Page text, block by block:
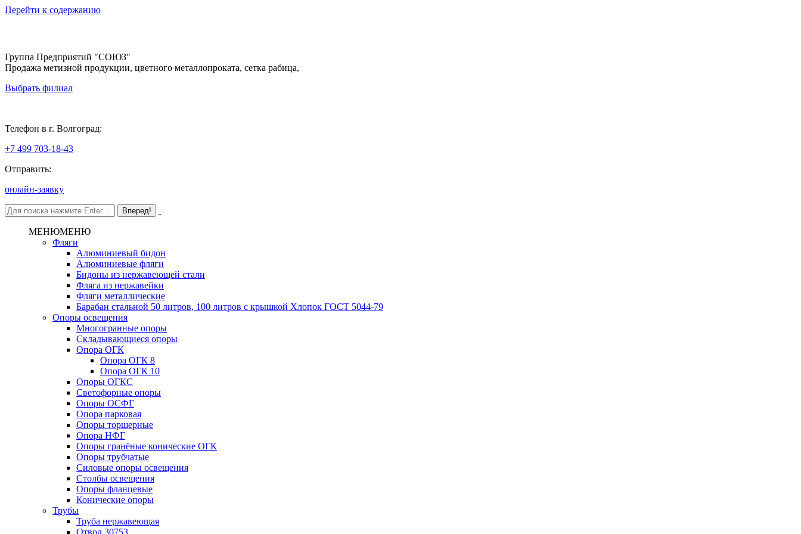
Перейти к содержанию
Группа Предприятий "СОЮЗ"
Продажа метизной продукции, цветного металлопроката, сетка рабица,
Выбрать филиал
Телефон в г. Волгоград:
+7 499 703-18-43
Отправить:
онлайн-заявку
МЕНЮМЕНЮ
Фляги
Алюминиевый бидон
Алюминиевые фляги
Бидоны из нержавеющей стали
Фляга из нержавейки
Фляги металлические
Барабан стальной 50 литров, 100 литров с крышкой Хлопок ГОСТ 5044-79
Опоры освещения
Многогранные опоры
Складывающиеся опоры
Опора ОГК
Опора ОГК 8
Опора ОГК 10
Опоры ОГКС
Светофорные опоры
Опоры ОСФГ
Опора парковая
Опоры торшерные
Опора НФГ
Опоры гранёные конические ОГК
Опоры трубчатые
Силовые опоры освещения
Столбы освещения
Опоры фланцевые
Конические опоры
Трубы
Труба нержавеющая
Отвод 30753